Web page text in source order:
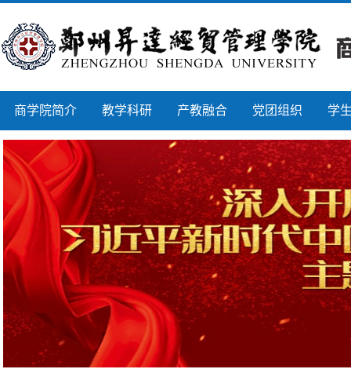
商学院简介 教学科研 产教融合 党团组织 学